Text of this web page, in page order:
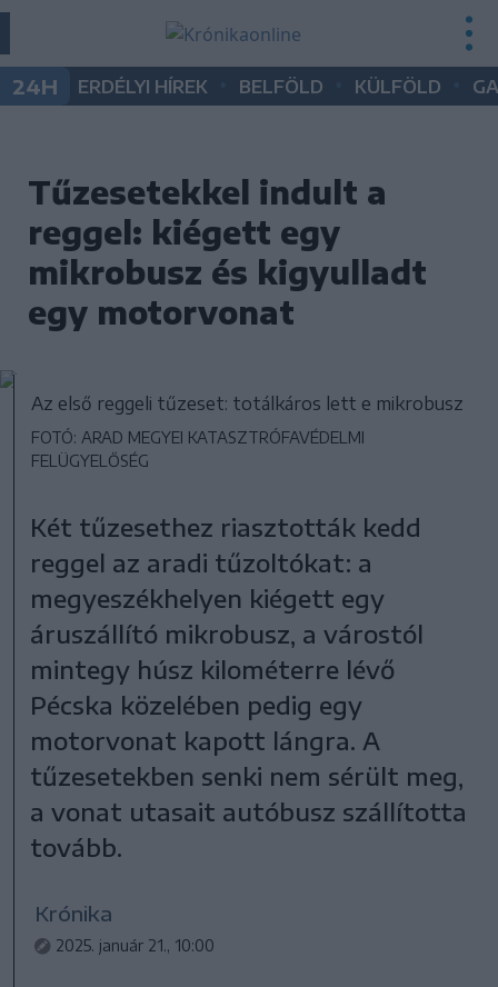
24H ERDÉLYI HÍREK BELFÖLD KÜLFÖLD
Tűzesetekkel indult a
reggel: kiégett egy
mikrobusz és kigyulladt
egy motorvonat
Az első reggeli tűzeset: totálkáros lett e mikrobusz
FOTÓ: ARAD MEGYEI KATASZTRÓFAVÉDELMI
FELÜGYELŐSÉG
Két tűzesethez riasztották kedd
reggel az aradi tűzoltókat: a
megyeszékhelyen kiégett egy
áruszállító mikrobusz, a várostól
mintegy húsz kilométerre lévő
Pécska közelében pedig egy
motorvonat kapott lángra. A
tűzesetekben senki nem sérült meg,
a vonat utasait autóbusz szállította
tovább.
Krónika
2025. január 21., 10:00